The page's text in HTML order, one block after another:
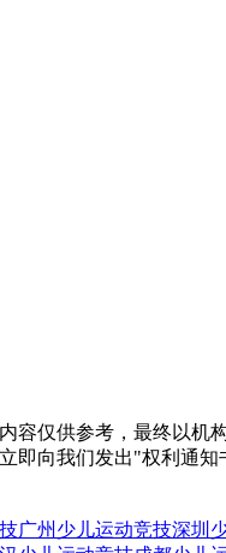
容仅供参考，最终以
即向我们发出"权利通
广州少儿运动竞技深圳